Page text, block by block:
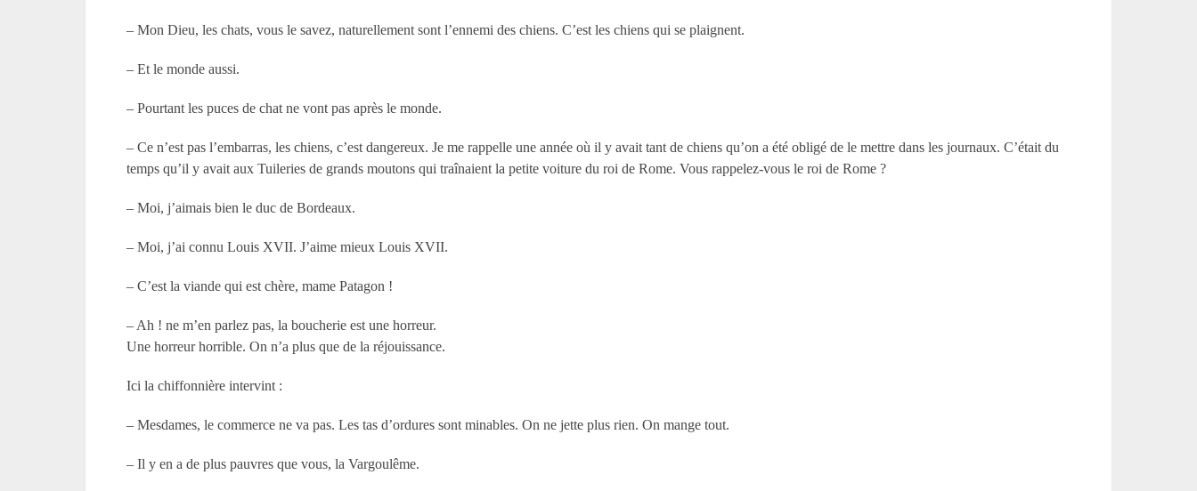
– Mon Dieu, les chats, vous le savez, naturellement sont l’ennemi des chiens. C’est les chiens qui se plaignent.
– Et le monde aussi.
– Pourtant les puces de chat ne vont pas après le monde.
– Ce n’est pas l’embarras, les chiens, c’est dangereux. Je me rappelle une année où il y avait tant de chiens qu’on a été obligé de le mettre dans les journaux. C’était du
temps qu’il y avait aux Tuileries de grands moutons qui traînaient la petite voiture du roi de Rome. Vous rappelez-vous le roi de Rome ?
– Moi, j’aimais bien le duc de Bordeaux.
– Moi, j’ai connu Louis XVII. J’aime mieux Louis XVII.
– C’est la viande qui est chère, mame Patagon !
– Ah ! ne m’en parlez pas, la boucherie est une horreur.
Une horreur horrible. On n’a plus que de la réjouissance.
Ici la chiffonnière intervint :
– Mesdames, le commerce ne va pas. Les tas d’ordures sont minables. On ne jette plus rien. On mange tout.
– Il y en a de plus pauvres que vous, la Vargoulême.